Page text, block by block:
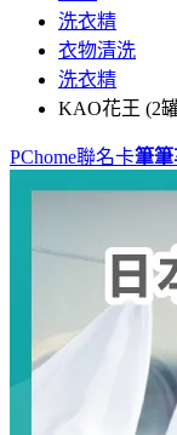
洗衣精
衣物清洗
洗衣精
KAO花王 (2
PChome聯名卡筆